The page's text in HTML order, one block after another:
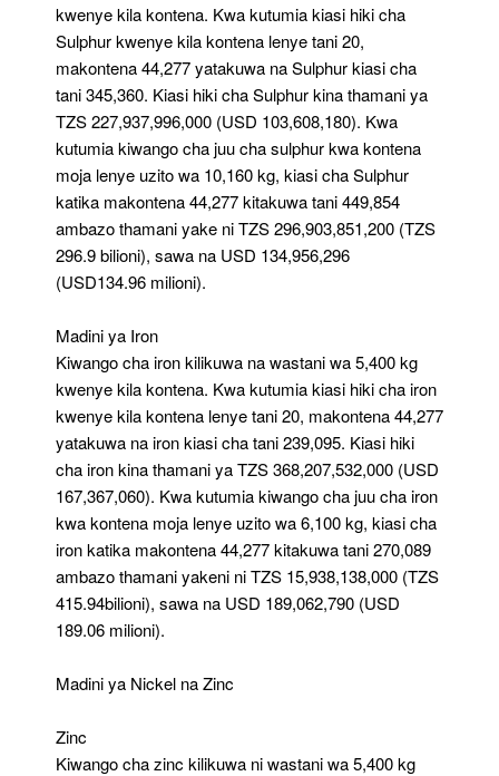
kwenye kila kontena. Kwa kutumia kiasi hiki cha
Sulphur kwenye kila kontena lenye tani 20,
makontena 44,277 yatakuwa na Sulphur kiasi cha
tani 345,360. Kiasi hiki cha Sulphur kina thamani ya
TZS 227,937,996,000 (USD 103,608,180). Kwa
kutumia kiwango cha juu cha sulphur kwa kontena
moja lenye uzito wa 10,160 kg, kiasi cha Sulphur
katika makontena 44,277 kitakuwa tani 449,854
ambazo thamani yake ni TZS 296,903,851,200 (TZS
296.9 bilioni), sawa na USD 134,956,296
(USD134.96 milioni).
Madini ya Iron
Kiwango cha iron kilikuwa na wastani wa 5,400 kg
kwenye kila kontena. Kwa kutumia kiasi hiki cha iron
kwenye kila kontena lenye tani 20, makontena 44,277
yatakuwa na iron kiasi cha tani 239,095. Kiasi hiki
cha iron kina thamani ya TZS 368,207,532,000 (USD
167,367,060). Kwa kutumia kiwango cha juu cha iron
kwa kontena moja lenye uzito wa 6,100 kg, kiasi cha
iron katika makontena 44,277 kitakuwa tani 270,089
ambazo thamani yakeni ni TZS 15,938,138,000 (TZS
415.94bilioni), sawa na USD 189,062,790 (USD
189.06 milioni).
Madini ya Nickel na Zinc
Zinc
Kiwango cha zinc kilikuwa ni wastani wa 5,400 kg